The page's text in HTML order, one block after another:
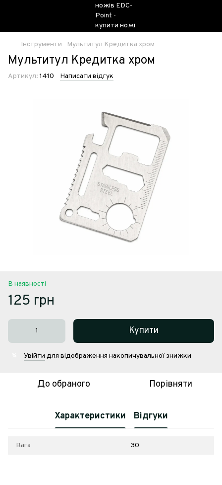
Інструменти Мультитул Кредитка хром
Мультитул Кредитка хром
Артикул: 1410 Написати відгук
В наявності
125 грн
Купити
Увійти для відображення накопичувальної знижки
До обраного Порівняти
Характеристики Відгуки
Вага 30